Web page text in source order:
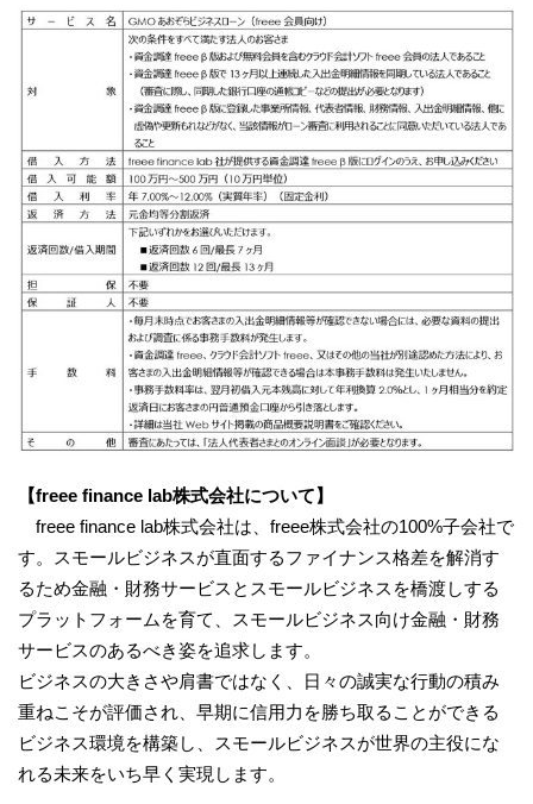
【freee finance lab株式会社について】
freee finance lab株式会社は、freee株式会社の100%子会社で
す。スモールビジネスが直面するファイナンス格差を解消す
るため金融・財務サービスとスモールビジネスを橋渡しする
プラットフォームを育て、スモールビジネス向け金融・財務
サービスのあるべき姿を追求します。
ビジネスの大きさや肩書ではなく、日々の誠実な行動の積み
重ねこそが評価され、早期に信用力を勝ち取ることができる
ビジネス環境を構築し、スモールビジネスが世界の主役にな
れる未来をいち早く実現します。